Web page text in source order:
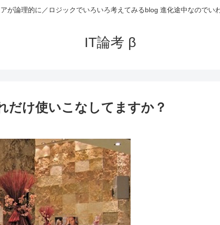
が論理的に／ロジックでいろいろ考えてみるblog 進化途中なのでい
IT論考 β
だけ使いこなしてますか？